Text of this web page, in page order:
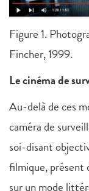
Figure 1.
Fincher, 1999.
Le cinéma de
Au-delà de ces
caméra de
soi-disant
filmique, présent
sur un mode